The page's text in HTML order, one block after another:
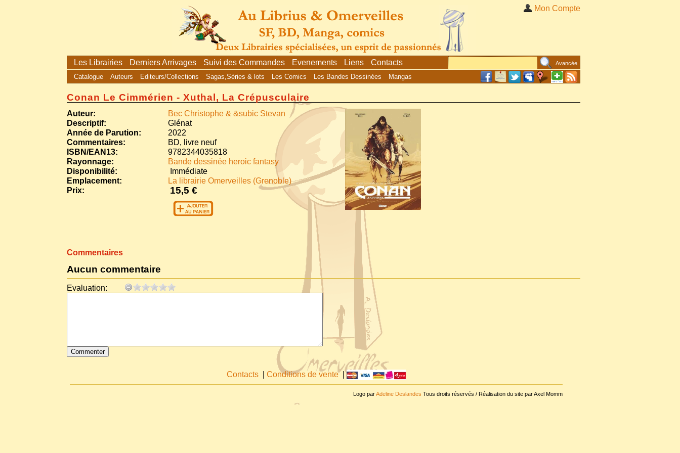
Mon Compte
Les Librairies Derniers Arrivages Suivi des Commandes Evenements Liens Contacts Avancée
Catalogue Auteurs Editeurs/Collections Sagas,Séries & lots Les Comics Les Bandes Dessinées Mangas
Conan Le Cimmérien - Xuthal, La Crépusculaire
Auteur:
Bec Christophe & &subic Stevan
Descriptif:
Glénat
Année de Parution:
2022
Commentaires:
BD, livre neuf
ISBN/EAN13:
9782344035818
Rayonnage:
Bande dessinée heroic fantasy
Disponibilité:
Immédiate
Emplacement:
La librairie Omerveilles (Grenoble)
Prix:
15,5 €
Commentaires
Aucun commentaire
Evaluation:
Contacts |Conditions de vente|
Logo parAdeline Deslandes Tous droits réservés / Réalisation du site par Axel Momm